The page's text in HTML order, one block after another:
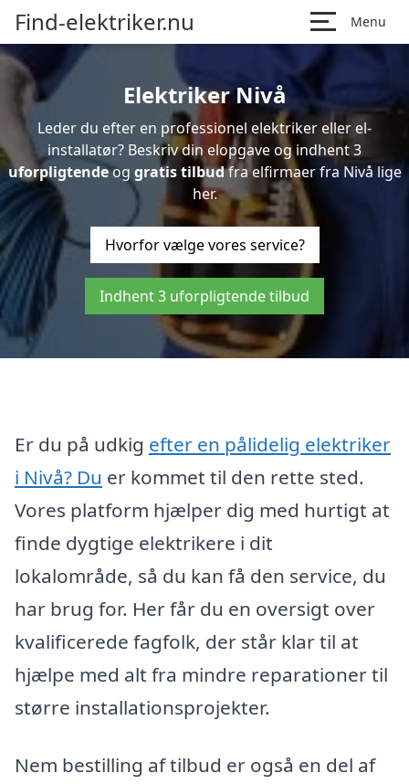
Find-elektriker.nu Menu
Elektriker Nivå
Leder du efter en professionel elektriker eller el-
installatør? Beskriv din elopgave og indhent 3
uforpligtendeog gratis tilbudfra elfirmaer fra Nivå lige
her.
Hvorfor vælge vores service?
Indhent 3 uforpligtende tilbud
Er du på udkig efter en pålidelig elektriker
i Nivå? Du er kommet til den rette sted.
Vores platform hjælper dig med hurtigt at
finde dygtige elektrikere i dit
lokalområde, så du kan få den service, du
har brug for. Her får du en oversigt over
kvalificerede fagfolk, der står klar til at
hjælpe med alt fra mindre reparationer til
større installationsprojekter.
Nem bestilling af tilbud er også en del af